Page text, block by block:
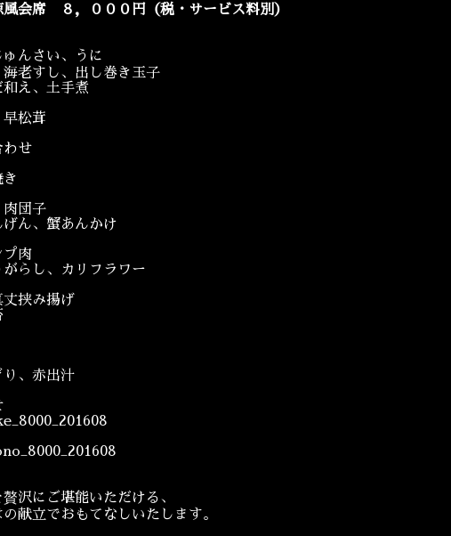
会席 ８，０００円（税・サービス料別）
んさい、うに
老すし、出し巻き玉子
和え、土手煮
早松茸
わせ
肉団子
げん、蟹あんかけ
プ肉
がらし、カリフラワー
挟み揚げ
り、赤出汁
沢にご堪能いただける、
献立でおもてなしいたします。